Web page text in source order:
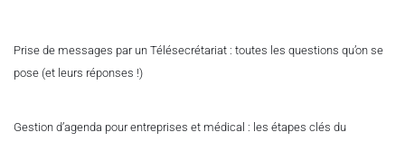
Prise de messages par un Télésecrétariat : toutes les questions qu’on se
pose (et leurs réponses !)
Gestion d’agenda pour entreprises et médical : les étapes clés du